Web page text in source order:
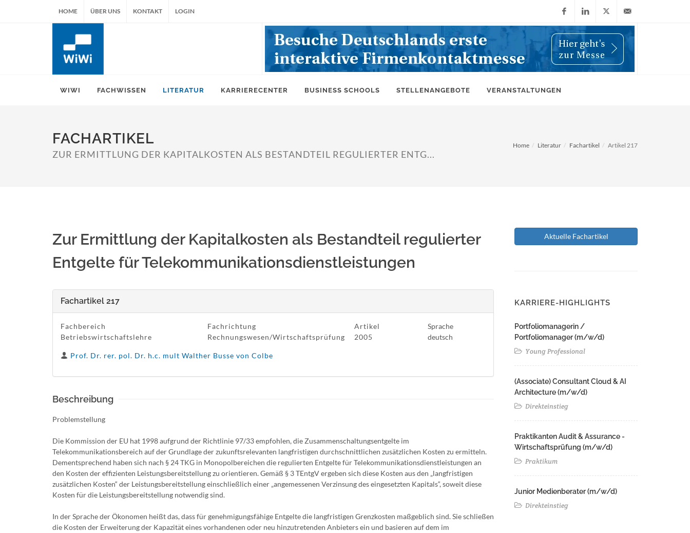
HOME ÜBER UNS KONTAKT LOGIN
FacebookLinkedIn
X
(Twitter)
info@wiwi-
WIWI FACHWISSEN LITERATUR KARRIERECENTER BUSINESS SCHOOLS STELLENANGEBOTE VERANSTALTUNGEN
FACHARTIKEL
ZUR ERMITTLUNG DER KAPITALKOSTEN ALS BESTANDTEIL REGULIERTER ENTG...
Home Literatur Fachartikel Artikel 217
Zur Ermittlung der Kapitalkosten als Bestandteil regulierter
Entgelte für Telekommunikationsdienstleistungen
Fachartikel 217
Fachbereich
Betriebswirtschaftslehre
Fachrichtung
Rechnungswesen/Wirtschaftsprüfung
Artikel
2005
Sprache
deutsch
Prof. Dr. rer. pol. Dr. h.c. mult Walther Busse von Colbe
Beschreibung
Problemstellung
Die Kommission der EU hat 1998 aufgrund der Richtlinie 97/33 empfohlen, die Zusammenschaltungsentgelte im
Telekommunikationsbereich auf der Grundlage der zukunftsrelevanten langfristigen durchschnittlichen zusätzlichen Kosten zu ermitteln.
Dementsprechend haben sich nach § 24 TKG in Monopolbereichen die regulierten Entgelte für Telekommunikationsdienstleistungen an
den Kosten der effizienten Leistungsbereitstellung zu orientieren. Gemäß § 3 TEntgV ergeben sich diese Kosten aus den „langfristigen
zusätzlichen Kosten“ der Leistungsbereitstellung einschließlich einer „angemessenen Verzinsung des eingesetzten Kapitals“, soweit diese
Kosten für die Leistungsbereitstellung notwendig sind.
In der Sprache der Ökonomen heißt das, dass für genehmigungsfähige Entgelte die langfristigen Grenzkosten maßgeblich sind. Sie schließen
die Kosten der Erweiterung der Kapazität eines vorhandenen oder neu hinzutretenden Anbieters ein und basieren auf dem im
Aktuelle Fachartikel
KARRIERE-HIGHLIGHTS
Portfoliomanagerin /
Portfoliomanager (m/w/d)
Young Professional
(Associate) Consultant Cloud & AI
Architecture (m/w/d)​ ​
Direkteinstieg
Praktikanten Audit & Assurance -
Wirtschaftsprüfung (m/w/d)
Praktikum
Junior Medienberater (m/w/d)
Direkteinstieg